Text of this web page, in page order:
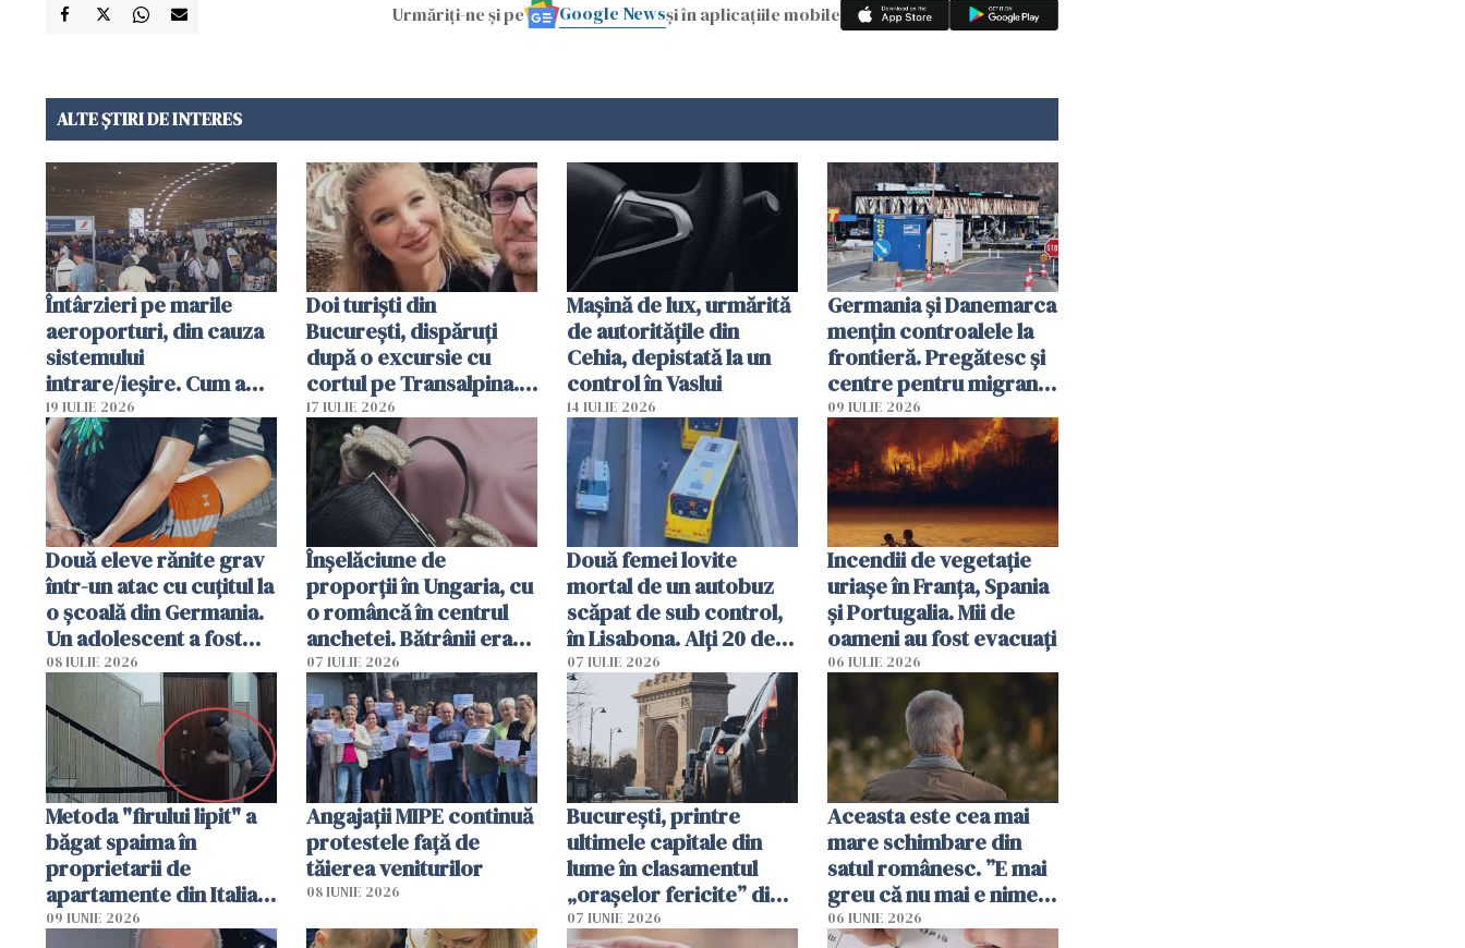
Urmăriți-ne și pe Google Newsși în aplicațiile mobile
ALTE ȘTIRI DE INTERES
Întârzieri pe marile
aeroporturi, din cauza
sistemului
intrare/ieșire. Cum a
ajuns o femeie să fie
arestată în Cluj-Napoca
19 IULIE 2026
Doi turiști din
București, dispăruți
după o excursie cu
cortul pe Transalpina.
Poliția și familia îi caută
17 IULIE 2026
Mașină de lux, urmărită
de autoritățile din
Cehia, depistată la un
control în Vaslui
14 IULIE 2026
Germania și Danemarca
mențin controalele la
frontieră. Pregătesc și
centre pentru migranții
respinși din UE
09 IULIE 2026
Două eleve rănite grav
într-un atac cu cuțitul la
o școală din Germania.
Un adolescent a fost
arestat
08 IULIE 2026
Înșelăciune de
proporții în Ungaria, cu
o româncă în centrul
anchetei. Bătrânii erau
puși să lase la poartă
genți cu aur și bani
07 IULIE 2026
Două femei lovite
mortal de un autobuz
scăpat de sub control,
în Lisabona. Alți 20 de
oameni sunt răniți
07 IULIE 2026
Incendii de vegetație
uriașe în Franța, Spania
și Portugalia. Mii de
oameni au fost evacuați
06 IULIE 2026
Metoda "firului lipit" a
băgat spaima în
proprietarii de
apartamente din Italia.
Poliția, sesizată
09 IUNIE 2026
Angajaţii MIPE continuă
protestele faţă de
tăierea veniturilor
08 IUNIE 2026
București, printre
ultimele capitale din
lume în clasamentul
„orașelor fericite” din
2026
07 IUNIE 2026
Aceasta este cea mai
mare schimbare din
satul românesc. ”E mai
greu că nu mai e nimeni
pe-aici, prin jur”
06 IUNIE 2026